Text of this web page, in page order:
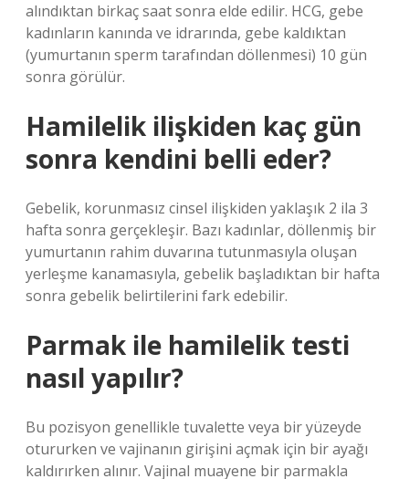
alındıktan birkaç saat sonra elde edilir. HCG, gebe
kadınların kanında ve idrarında, gebe kaldıktan
(yumurtanın sperm tarafından döllenmesi) 10 gün
sonra görülür.
Hamilelik ilişkiden kaç gün
sonra kendini belli eder?
Gebelik, korunmasız cinsel ilişkiden yaklaşık 2 ila 3
hafta sonra gerçekleşir. Bazı kadınlar, döllenmiş bir
yumurtanın rahim duvarına tutunmasıyla oluşan
yerleşme kanamasıyla, gebelik başladıktan bir hafta
sonra gebelik belirtilerini fark edebilir.
Parmak ile hamilelik testi
nasıl yapılır?
Bu pozisyon genellikle tuvalette veya bir yüzeyde
otururken ve vajinanın girişini açmak için bir ayağı
kaldırırken alınır. Vajinal muayene bir parmakla